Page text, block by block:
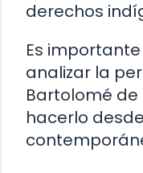
derechos
Es
analizar la
Bartolomé
hacerlo